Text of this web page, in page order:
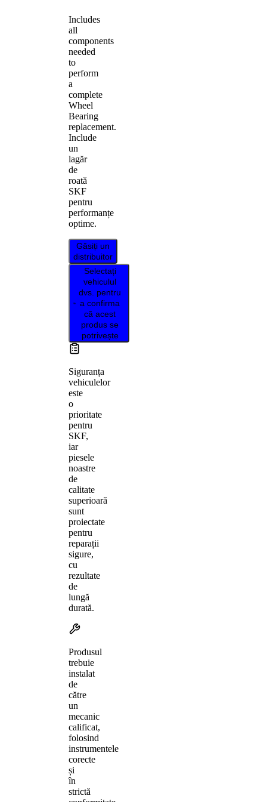
Includes
all
components
needed
to
perform
a
complete
Wheel
Bearing
replacement.
Include
un
lagăr
de
roată
SKF
pentru
performanțe
optime.
Găsiți un
distribuitor
Selectați
vehiculul
dvs. pentru
a confirma
că acest
produs se
potrivește
Siguranța
vehiculelor
este
o
prioritate
pentru
SKF,
iar
piesele
noastre
de
calitate
superioară
sunt
proiectate
pentru
reparații
sigure,
cu
rezultate
de
lungă
durată.
Produsul
trebuie
instalat
de
către
un
mecanic
calificat,
folosind
instrumentele
corecte
și
în
strictă